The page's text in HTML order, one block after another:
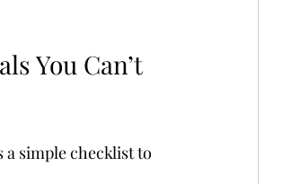
You Can’t
a simple checklist to